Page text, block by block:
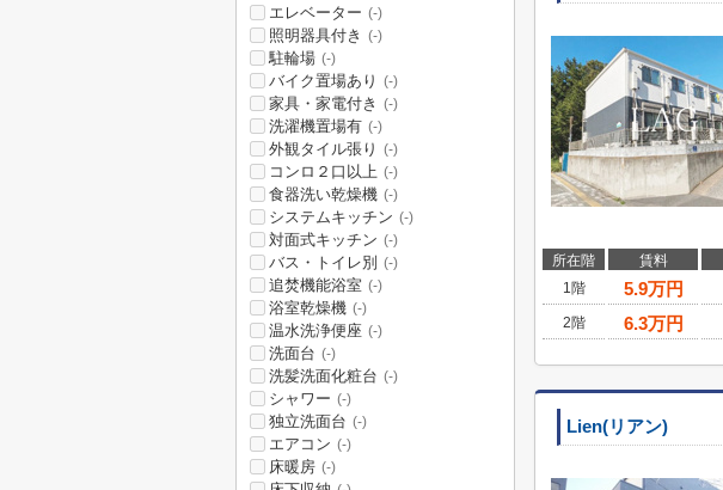
所在階 賃料
1階
5.9万円
2階
6.3万円
Lien(リアン)
エレベーター (-)
照明器具付き (-)
駐輪場 (-)
バイク置場あり (-)
家具・家電付き (-)
洗濯機置場有 (-)
外観タイル張り (-)
コンロ２口以上 (-)
食器洗い乾燥機 (-)
システムキッチン (-)
対面式キッチン (-)
バス・トイレ別 (-)
追焚機能浴室 (-)
浴室乾燥機 (-)
温水洗浄便座 (-)
洗面台 (-)
洗髪洗面化粧台 (-)
シャワー (-)
独立洗面台 (-)
エアコン (-)
床暖房 (-)